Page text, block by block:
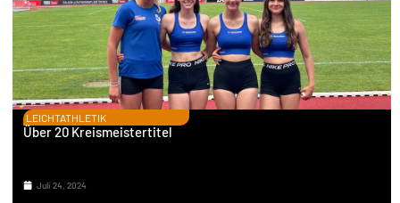
LEICHTATHLETIK
Über 20 Kreismeistertitel
Juli 24, 2024